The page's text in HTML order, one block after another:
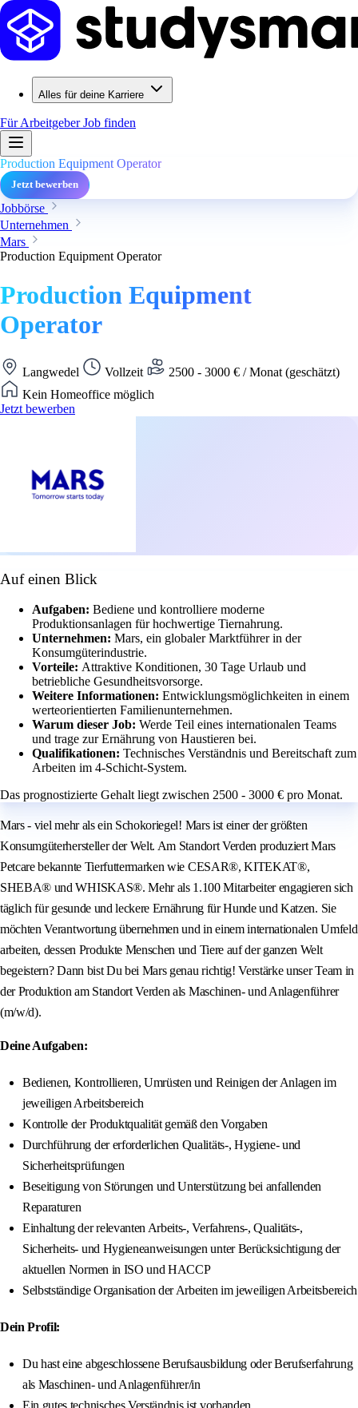
Alles für deine Karriere
Für ArbeitgeberJob finden
Production Equipment Operator
Jetzt bewerben
Jobbörse
Unternehmen
Mars
Production Equipment Operator
Production Equipment
Operator
Langwedel Vollzeit
2500 - 3000 € / Monat (geschätzt)
Kein Homeoffice möglich
Jetzt bewerben
Auf einen Blick
Aufgaben: Bediene und kontrolliere moderne
Produktionsanlagen für hochwertige Tiernahrung.
Unternehmen: Mars, ein globaler Marktführer in der
Konsumgüterindustrie.
Vorteile: Attraktive Konditionen, 30 Tage Urlaub und
betriebliche Gesundheitsvorsorge.
Weitere Informationen: Entwicklungsmöglichkeiten in einem
werteorientierten Familienunternehmen.
Warum dieser Job: Werde Teil eines internationalen Teams
und trage zur Ernährung von Haustieren bei.
Qualifikationen: Technisches Verständnis und Bereitschaft zum
Arbeiten im 4-Schicht-System.
Das prognostizierte Gehalt liegt zwischen 2500 - 3000 € pro Monat.
Mars - viel mehr als ein Schokoriegel! Mars ist einer der größten
Konsumgüterhersteller der Welt. Am Standort Verden produziert Mars
Petcare bekannte Tierfuttermarken wie CESAR®, KITEKAT®,
SHEBA® und WHISKAS®. Mehr als 1.100 Mitarbeiter engagieren sich
täglich für gesunde und leckere Ernährung für Hunde und Katzen. Sie
möchten Verantwortung übernehmen und in einem internationalen Umfeld
arbeiten, dessen Produkte Menschen und Tiere auf der ganzen Welt
begeistern? Dann bist Du bei Mars genau richtig! Verstärke unser Team in
der Produktion am Standort Verden als Maschinen- und Anlagenführer
(m/w/d).
Deine Aufgaben:
Bedienen, Kontrollieren, Umrüsten und Reinigen der Anlagen im
jeweiligen Arbeitsbereich
Kontrolle der Produktqualität gemäß den Vorgaben
Durchführung der erforderlichen Qualitäts-, Hygiene- und
Sicherheitsprüfungen
Beseitigung von Störungen und Unterstützung bei anfallenden
Reparaturen
Einhaltung der relevanten Arbeits-, Verfahrens-, Qualitäts-,
Sicherheits- und Hygieneanweisungen unter Berücksichtigung der
aktuellen Normen in ISO und HACCP
Selbstständige Organisation der Arbeiten im jeweiligen Arbeitsbereich
Dein Profil:
Du hast eine abgeschlossene Berufsausbildung oder Berufserfahrung
als Maschinen- und Anlagenführer/in